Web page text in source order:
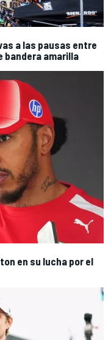
a las pausas entre
bandera amarilla
en su lucha por el